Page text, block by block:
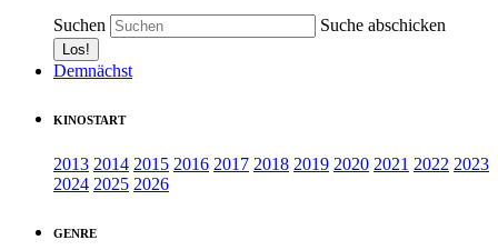
Suchen Suche abschicken
Demnächst
KINOSTART
2013 2014 2015 2016 2017 2018 2019 2020 2021 2022 2023
2024 2025 2026
GENRE